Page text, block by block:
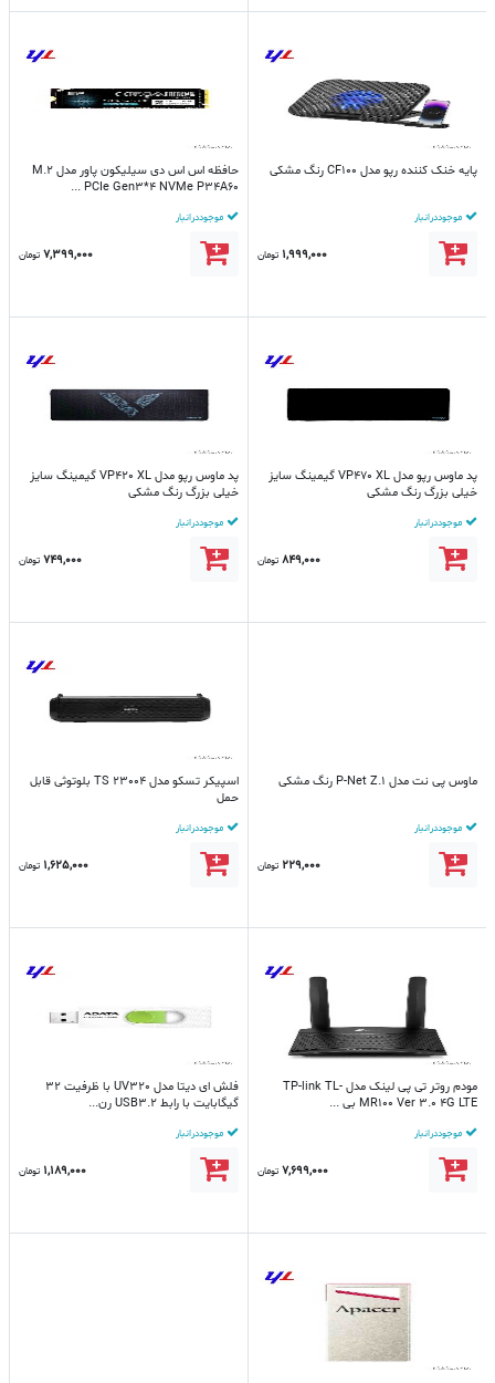
پایه خنک کننده رپو مدل CF100 رنگ مشکی
موجود در انبار
1,999,000 تومان
حافظه اس اس دی سیلیکون پاور مدل M.2
PCIe Gen3*4 NVMe P34A60 ...
موجود در انبار
7,399,000 تومان
پد ماوس رپو مدل VP470 XL گیمینگ سایز
خیلی بزرگ رنگ مشکی
موجود در انبار
849,000 تومان
پد ماوس رپو مدل VP420 XL گیمینگ سایز
خیلی بزرگ رنگ مشکی
موجود در انبار
749,000 تومان
ماوس پی نت مدل P-Net Z.1 رنگ مشکی
موجود در انبار
229,000 تومان
اسپیکر تسکو مدل TS 23004 بلوتوثی قابل
حمل
موجود در انبار
1,625,000 تومان
مودم روتر تی پی لینک مدل TP-link TL-
MR100 Ver 3.0 4G LTE بی ...
موجود در انبار
7,699,000 تومان
فلش ای دیتا مدل UV320 با ظرفیت 32
گیگابایت با رابط USB3.2 رن...
موجود در انبار
1,189,000 تومان